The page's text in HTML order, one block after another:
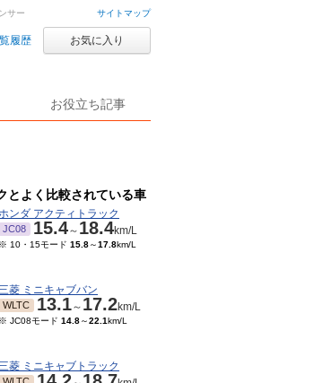
サイトマップ
履歴 お気に入り
お役立ち記事
サー
とよく比較されている車
ンダ アクティトラック
JC08 15.4～ 18.4km/L
※ 10・15モード 15.8～17.8km/L
菱 ミニキャブバン
WLTC 13.1～ 17.2km/L
※ JC08モード 14.8～22.1km/L
菱 ミニキャブトラック